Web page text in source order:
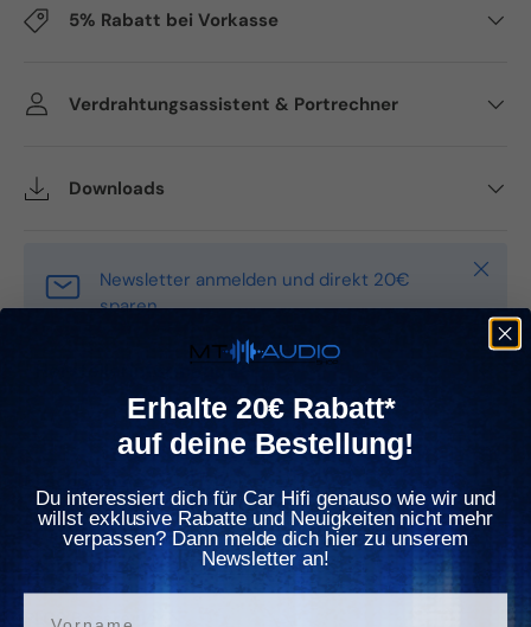
5% Rabatt bei Vorkasse
Verdrahtungsassistent & Portrechner
Downloads
Newsletter anmelden und direkt 20€
sparen
Herstellerinformationen
Rockford Fosgate Power Verstärker
PLC2 Bassregler
Erhalte 20€ Rabatt*
auf deine Bestellung!
Du interessiert dich für Car Hifi genauso wie wir und
willst exklusive Rabatte und Neuigkeiten nicht mehr
verpassen? Dann melde dich hier zu unserem
Newsletter an!